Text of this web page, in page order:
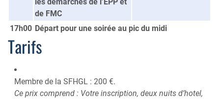
de FMC
17h00 Départ pour une soirée au pic du midi
Tarifs
Membre de la SFHGL : 200 €.
Ce prix comprend : Votre inscription, deux nuits d’hotel,